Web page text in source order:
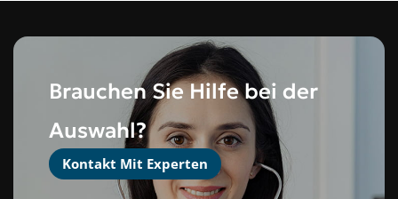
Brauchen Sie Hilfe bei der
Auswahl?
Kontakt Mit Experten